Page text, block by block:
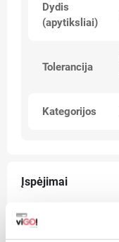
Dydis
(apytiksliai)
Tolerancija
Kategorijos
Įspėjimai